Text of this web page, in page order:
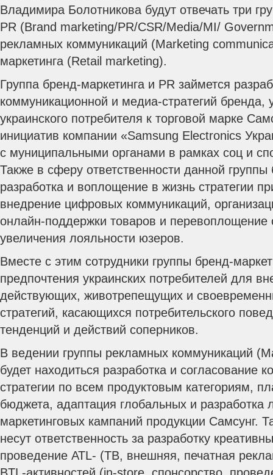
Владимира Болотникова будут отвечать три
PR (Brand marketing/PR/CSR/Media/MI/
рекламных коммуникаций (Marketing
маркетинга (Retail marketing).
Группа бренд-маркетинга и PR займется
коммуникационной и медиа-стратегий бренда,
украинского потребителя к торговой марке
инициатив компании «Samsung Electronics
с муниципальными органами в рамках соц и
Также в сферу ответственности данной группы
разработка и воплощение в жизнь стратегии
внедрение цифровых коммуникаций,
онлайн-поддержки товаров и перевоплощение
увеличения лояльности юзеров.
Вместе с этим сотрудники группы бренд-
предпочтения украинских потребителей для
действующих, животрепещущих и
стратегий, касающихся потребительского
тенденций и действий соперников.
В ведении группы рекламных коммуникаций
будет находиться разработка и согласование
стратегии по всем продуктовым категориям,
бюджета, адаптация глобальных и разработка
маркетинговых кампаний продукции Самсунг.
несут ответственность за разработку
проведение ATL- (ТВ, внешняя, печатная